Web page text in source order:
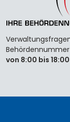
Behördennummer
von 8:00 bis